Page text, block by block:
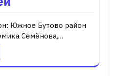
Южное Бутово район
Семёнова,…